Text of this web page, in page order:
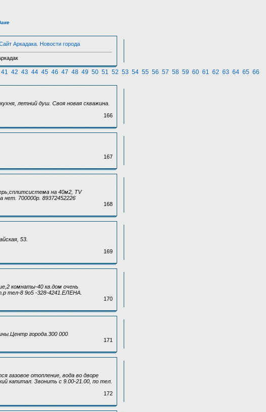
Аркадака. Новости города
41 42 43 44 45 46 47 48 49 50 51 52 53 54 55 56 57 58 59 60 61 62 63 64 65 66
летний душ. Своя новая скважина.
166
167
на 40м2, TV
нет. 700000р. 89372452226
168
53.
169
комнаты-40 кв.дом очень
тел-8 9о5 -328-4241.ЕЛЕНА.
170
города.300 000
171
газовое отопление, вода во дворе
капитал. Звонить с 9.00-21.00, по тел.
172